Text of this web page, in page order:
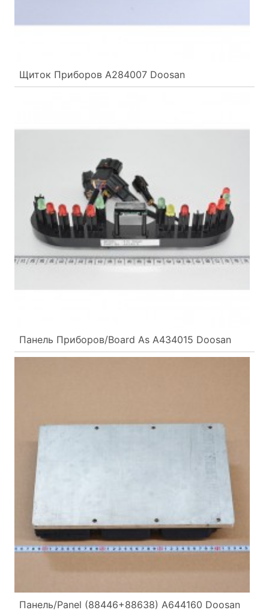
Щиток Приборов A284007 Doosan
Панель Приборов/Board As A434015 Doosan
Панель/Panel (88446+88638) A644160 Doosan